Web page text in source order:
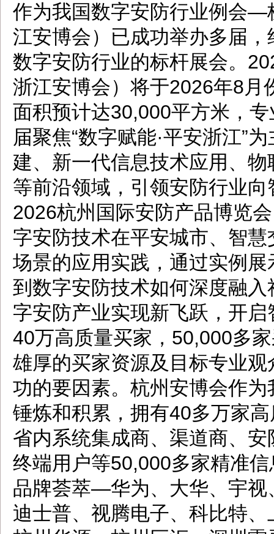
作为我国数字安防行业例会—
江安博会）已成功举办多届
数字安防行业的标杆展会。
浙江安博会）将于2026年8月
面积预计达30,000平方米，
届聚焦“数字赋能·平安浙江”
建、新一代信息技术应用、
等前沿领域，引领安防行业
2026杭州国际安防产品博览
字安防技术在平安城市、智
场景的应用实践，通过实例
到数字安防技术如何深度融
字安防产业实现新飞跃，开
40万高质量买家，50,000多
雄厚的买家资源及目标专业
功的要因素。杭州安博会作
锤炼和积累，拥有40多万家
省内系统集成商、渠道商、
终端用户等50,000多家精准
品牌荟萃—华为、大华、宇视
迪士普、视腾电子、科比特